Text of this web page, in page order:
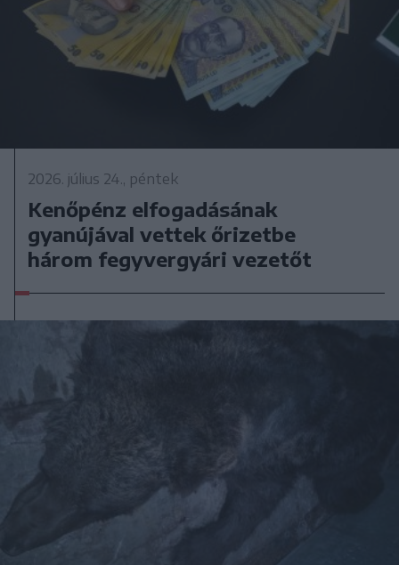
2026. július 24., péntek
Kenőpénz elfogadásának
gyanújával vettek őrizetbe
három fegyvergyári vezetőt